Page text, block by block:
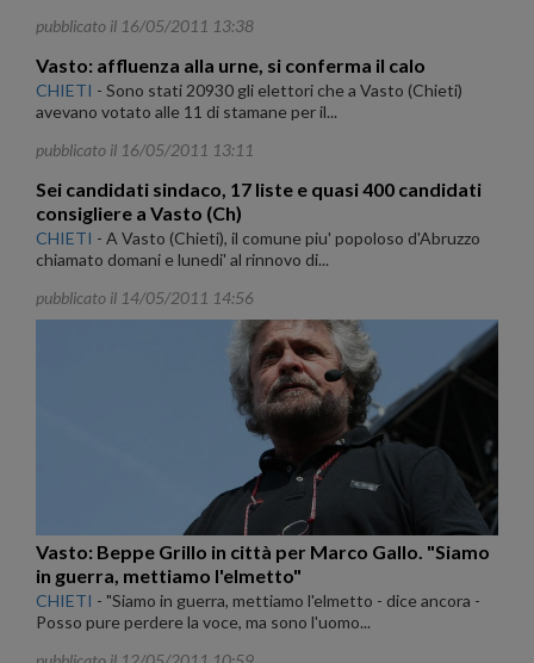
pubblicato il 16/05/2011 13:38
Vasto: affluenza alla urne, si conferma il calo
CHIETI - Sono stati 20930 gli elettori che a Vasto (Chieti)
avevano votato alle 11 di stamane per il...
pubblicato il 16/05/2011 13:11
Sei candidati sindaco, 17 liste e quasi 400 candidati
consigliere a Vasto (Ch)
CHIETI - A Vasto (Chieti), il comune piu' popoloso d'Abruzzo
chiamato domani e lunedi' al rinnovo di...
pubblicato il 14/05/2011 14:56
Vasto: Beppe Grillo in città per Marco Gallo. "Siamo
in guerra, mettiamo l'elmetto"
CHIETI - "Siamo in guerra, mettiamo l'elmetto - dice ancora -
Posso pure perdere la voce, ma sono l'uomo...